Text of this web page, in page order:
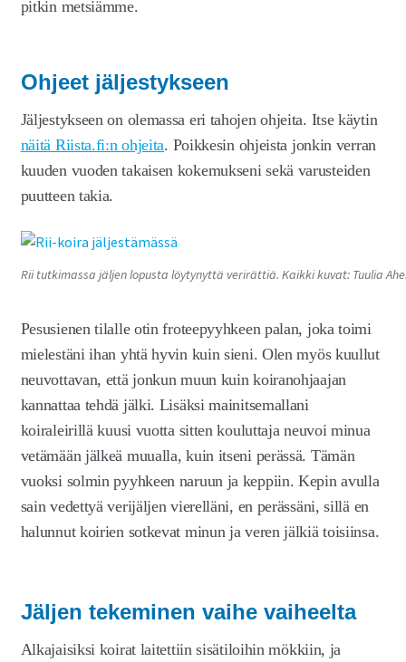
pitkin metsiämme.
Ohjeet jäljestykseen
Jäljestykseen on olemassa eri tahojen ohjeita. Itse käytin
näitä Riista.fi:n ohjeita. Poikkesin ohjeista jonkin verran
kuuden vuoden takaisen kokemukseni sekä varusteiden
puutteen takia.
Rii tutkimassa jäljen lopusta löytynyttä verirättiä. Kaikki kuvat: Tuulia
Pesusienen tilalle otin froteepyyhkeen palan, joka toimi
mielestäni ihan yhtä hyvin kuin sieni. Olen myös kuullut
neuvottavan, että jonkun muun kuin koiranohjaajan
kannattaa tehdä jälki. Lisäksi mainitsemallani
koiraleirillä kuusi vuotta sitten kouluttaja neuvoi minua
vetämään jälkeä muualla, kuin itseni perässä. Tämän
vuoksi solmin pyyhkeen naruun ja keppiin. Kepin avulla
sain vedettyä verijäljen vierelläni, en perässäni, sillä en
halunnut koirien sotkevat minun ja veren jälkiä toisiinsa.
Jäljen tekeminen vaihe vaiheelta
Alkajaisiksi koirat laitettiin sisätiloihin mökkiin, ja